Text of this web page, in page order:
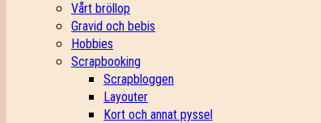
Vårt bröllop
Gravid och bebis
Hobbies
Scrapbooking
Scrapbloggen
Layouter
Kort och annat pyssel